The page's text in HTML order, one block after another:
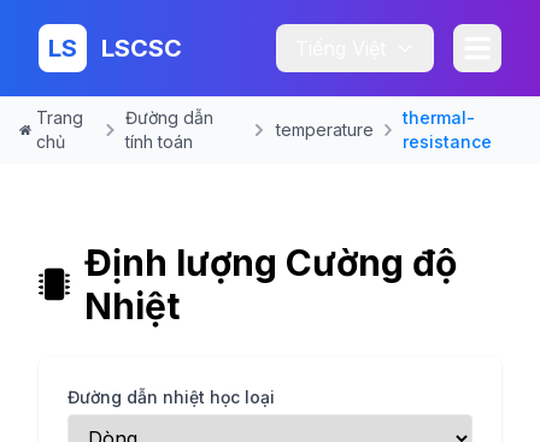
LS LSCSC
Trang
chủ
Đường dẫn
tính toán
temperature
thermal-
resistance
Định lượng Cường độ
Nhiệt
Đường dẫn nhiệt học loại